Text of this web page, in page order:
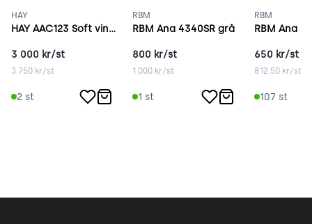
HAY
HAY AAC123 Soft vinröd
3 000 kr/st
3 750 kr/st
2 st
RBM
RBM Ana 4340SR grå
800 kr/st
1 000 kr/st
1 st
RBM
RBM Ana
650 kr/st
812.50kr/st
107 st